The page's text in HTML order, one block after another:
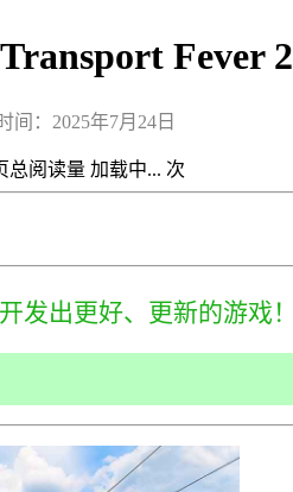
Fever 2
间：2025年7月24日
总阅读量 加载中... 次
发出更好、更新的游戏！